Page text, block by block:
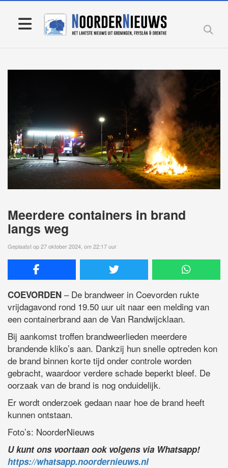
Meerdere containers in brand
langs weg
Geplaatst op 27 oktober 2024, om 22:17 uur
COEVORDEN – De brandweer in Coevorden rukte
vrijdagavond rond 19.50 uur uit naar een melding van
een containerbrand aan de Van Randwijcklaan.
Bij aankomst troffen brandweerlieden meerdere
brandende kliko’s aan. Dankzij hun snelle optreden kon
de brand binnen korte tijd onder controle worden
gebracht, waardoor verdere schade beperkt bleef. De
oorzaak van de brand is nog onduidelijk.
Er wordt onderzoek gedaan naar hoe de brand heeft
kunnen ontstaan.
Foto’s: NoorderNieuws
U kunt ons voortaan ook volgens via Whatsapp!
https://whatsapp.noordernieuws.nl